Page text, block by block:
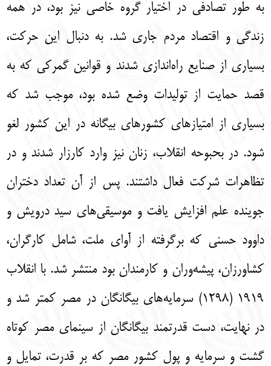
به طور تصادفي در اختيار گروه خاصي نيز بود، در همه
زندگي و اقتصاد مردم جاري شد. به دنبال اين حركت،
بسياري از صنايع راه‌‌اندازي شدند و قوانين گمركي كه به
قصد حمايت از توليدات وضع شده بود، موجب شد كه
بسياري از امتيازهاي كشورهاي بيگانه در اين كشور لغو
شود. در بحبوحه انقلاب، زنان نيز وارد كارزار شدند و در
تظاهرات شركت فعال داشتند. پس از آن تعداد دختران
جوينده علم افزايش يافت و موسيقي‌‌هاي سيد درويش و
داوود حسني كه برگرفته از آواي ملت، شامل كارگران،
كشاورزان، پيشه‌‌وران و كارمندان بود منتشر شد. با انقلاب
1919 (1298) سرمايه‌‌هاي بيگانگان در مصر كمتر شد و
در نهايت، دست قدرتمند بيگانگان از سينماي مصر كوتاه
گشت و سرمايه و پول كشور مصر كه بر قدرت، تمايل و